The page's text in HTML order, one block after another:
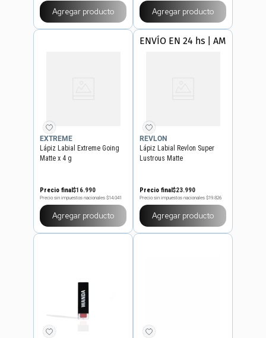
Agregar producto Agregar producto
EXTREME
Lápiz Labial Extreme Going
Matte x 4 g
Precio final$16.990
Precio sin impuestos nacionales $14.041
Agregar producto
ENVÍO EN 24 hs | AMBA
REVLON
Lápiz Labial Revlon Super
Lustrous Matte
Precio final$23.990
Precio sin impuestos nacionales $19.826
Agregar producto